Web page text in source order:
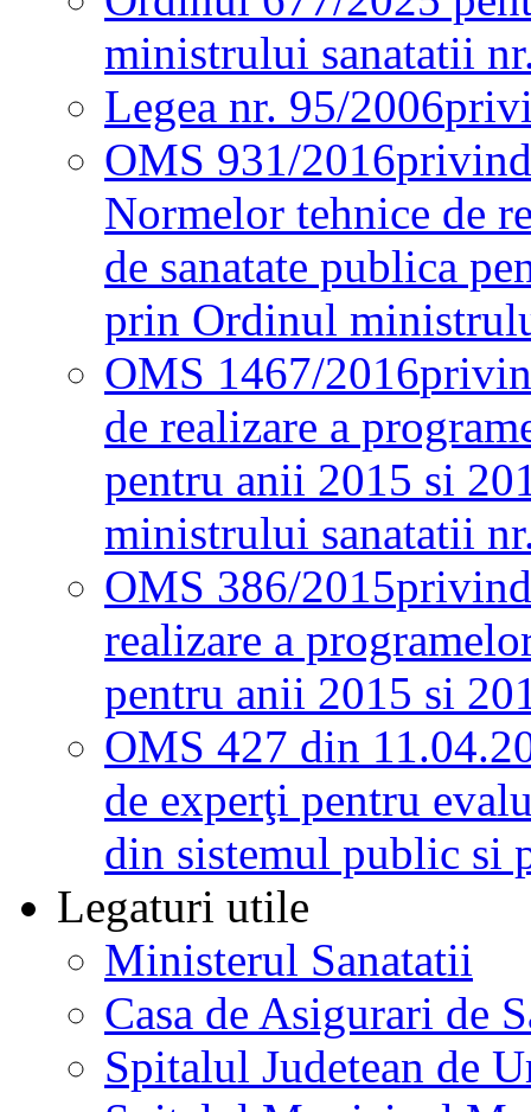
ministrului sanatatii
Legea nr. 95/2006
OMS 931/2016
Normelor tehnice de
de sanatate publica
prin Ordinul
OMS 1467/2016
de realizare a
pentru anii 2015 si
ministrului sanatatii
OMS 386/2015
realizare a
pentru anii 2015 si
OMS 427 din
de experţi pentru
din sistemul public si
Legaturi utile
Ministerul Sanatatii
Casa de Asigurari de
Spitalul Judetean de